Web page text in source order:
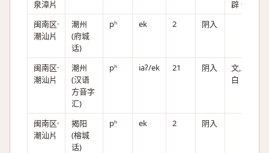
泉漳片
辟。
闽南区·
潮汕片
潮州
(府城
话)
pʰ ek 2 阴入
闽南区·
潮汕片
潮州
(汉语
方音字
汇)
pʰ iaʔ/ek 21 阴入
文,
白
闽南区·
潮汕片
揭阳
(榕城
话)
pʰ ek 2 阴入